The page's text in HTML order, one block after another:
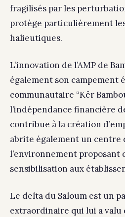
fragilisés par les
protège particulièrement
halieutiques.
L’innovation de l’AMP de
également son campement
communautaire “Kër
l’indépendance financière
contribue à la création
abrite également un centre
l’environnement proposant
sensibilisation aux
Le delta du Saloum est un
extraordinaire qui lui a valu